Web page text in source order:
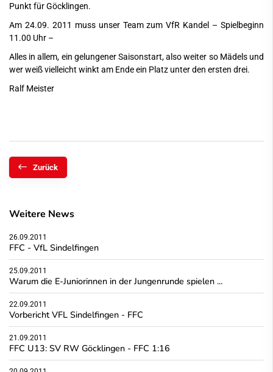
Punkt für Göcklingen.
Am 24.09. 2011 muss unser Team zum VfR Kandel – Spielbeginn
11.00 Uhr –
Alles in allem, ein gelungener Saisonstart, also weiter so Mädels und
wer weiß vielleicht winkt am Ende ein Platz unter den ersten drei.
Ralf Meister
Zurück
Weitere News
26.09.2011
FFC - VfL Sindelfingen
25.09.2011
Warum die E-Juniorinnen in der Jungenrunde spielen ...
22.09.2011
Vorbericht VFL Sindelfingen - FFC
21.09.2011
FFC U13: SV RW Göcklingen - FFC 1:16